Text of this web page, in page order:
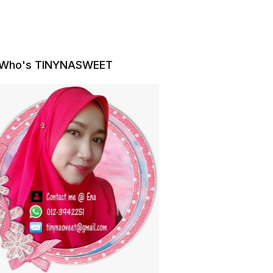
TINYNASWEET